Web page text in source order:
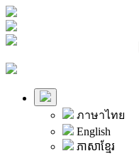
ภาษาไทย
English
ភាសាខ្មែរ